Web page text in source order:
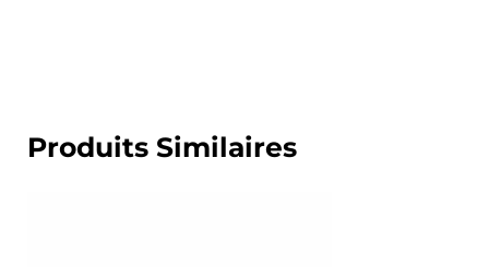
Produits Similaires